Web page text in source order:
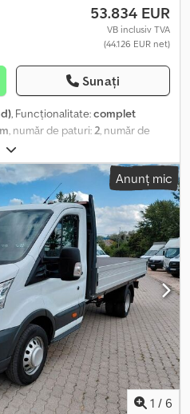
53.834 EUR
VB inclusiv TVA
(44.126 EUR net)
Sunați
, Funcționalitate:complet
, număr de paturi:2, număr de
mm, lățime totală:1.980 mm,
ax:2 axe
, clasă de emisii:
de combustibil:70 l
2.440 kg , poziția volanului:
anteriori:1, An de fabricație:2022,
, Dotări:ABS, aer
season, aranjament de
bucătărie la bord, filtru de
second-hand, pat de o
de o persoană, paturi
de stabilitate (ESP), proiectoare
centralizată,
ACUM | Număr de înmatriculare:
| Locație: Bari | Crjdpfx Asztbd
Panama este un vehicul
Anunț mic
1 / 6